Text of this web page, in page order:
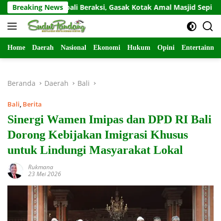
Langsung
ke
konten
Breaking News
Kembali Beraksi, Gasak Kotak Amal Masjid Sepi di Gunung
Home Daerah Nasional Ekonomi Hukum Opini
Beranda Daerah Bali
Bali, Berita
Sinergi Wamen Imipas dan DPD RI Bali
Dorong Kebijakan Imigrasi Khusus
untuk Lindungi Masyarakat Lokal
Rukmana
23 Mei 2026